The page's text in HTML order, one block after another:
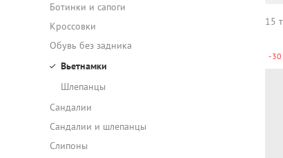
Ботинки и сапоги
Кроссовки
Обувь без задника
Вьетнамки
Шлепанцы
Сандалии
Сандалии и шлепанцы
Слипоны
15
-